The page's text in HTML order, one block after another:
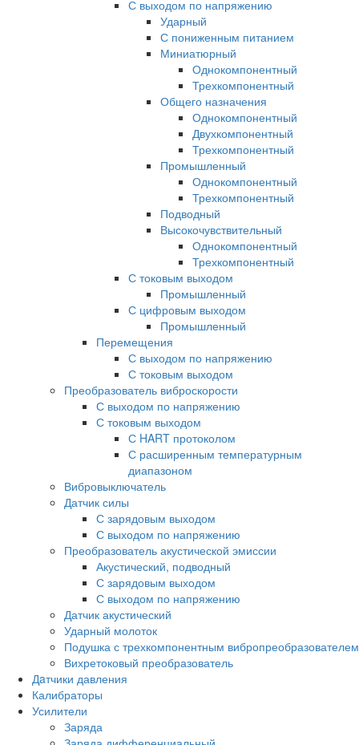
С выходом по напряжению
Ударный
С пониженным питанием
Миниатюрный
Однокомпонентный
Трехкомпонентный
Общего назначения
Однокомпонентный
Двухкомпонентный
Трехкомпонентный
Промышленный
Однокомпонентный
Трехкомпонентный
Подводный
Высокочувствительный
Однокомпонентный
Трехкомпонентный
С токовым выходом
Промышленный
С цифровым выходом
Промышленный
Перемещения
С выходом по напряжению
С токовым выходом
Преобразователь виброскорости
С выходом по напряжению
С токовым выходом
С HART протоколом
С расширенным температурным
диапазоном
Вибровыключатель
Датчик силы
С зарядовым выходом
С выходом по напряжению
Преобразователь акустической эмиссии
Акустический, подводный
С зарядовым выходом
С выходом по напряжению
Датчик акустический
Ударный молоток
Подушка с трехкомпонентным вибропреобразователем
Вихретоковый преобразователь
Дaтчики давления
Калибраторы
Усилители
Заряда